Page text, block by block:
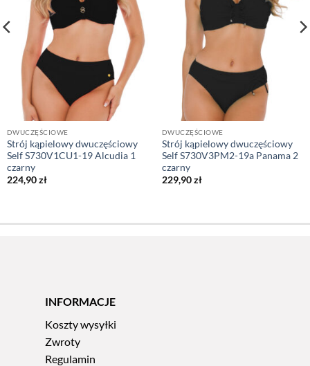
DWUCZĘŚCIOWE
Strój kąpielowy dwuczęściowy
Self S730V1CU1-19 Alcudia 1
czarny
224,90zł
DWUCZĘŚCIOWE
Strój kąpielowy dwuczęściowy
Self S730V3PM2-19a Panama 2
czarny
229,90zł
INFORMACJE
Koszty wysyłki
Zwroty
Regulamin